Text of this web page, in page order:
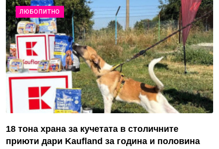
ЛЮБОПИТНО
18 тона храна за кучетата в столичните
приюти дари Kaufland за година и половина